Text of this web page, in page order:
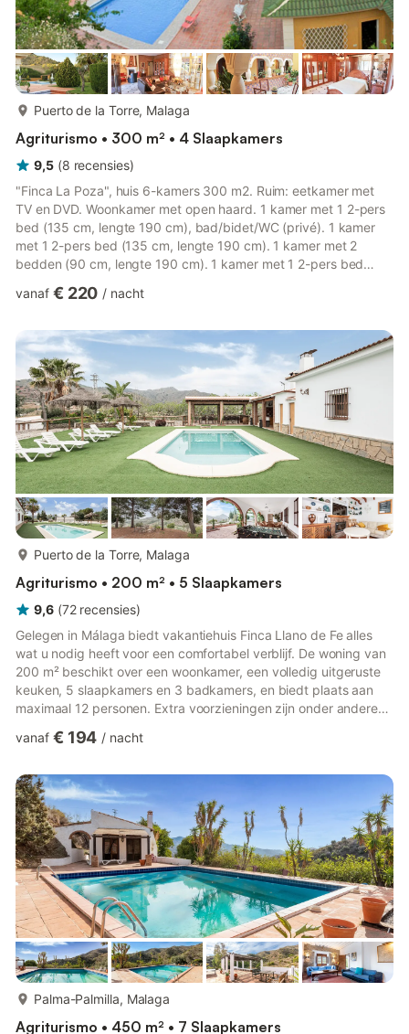
Puerto de la Torre, Malaga
Agriturismo • 300 m² • 4 Slaapkamers
9,5 (8 recensies)
"Finca La Poza", huis 6-kamers 300 m2. Ruim: eetkamer met
TV en DVD. Woonkamer met open haard. 1 kamer met 1 2-pers
bed (135 cm, lengte 190 cm), bad/bidet/WC (privé). 1 kamer
met 1 2-pers bed (135 cm, lengte 190 cm). 1 kamer met 2
bedden (90 cm, lengte 190 cm). 1 kamer met 1 2-pers bed
keramische glas kookplaten, magnetron, elektrische
Elektrische verwarming. Terrasmeubelen, barbecue, ligstoelen.
Uitzicht op de bergen. Ter beschikking: wasmachine. Internet
(WiFi, gratis). ...
vanaf € 220 / nacht
Puerto de la Torre, Malaga
Agriturismo • 200 m² • 5 Slaapkamers
9,6 (72 recensies)
Gelegen in Málaga biedt vakantiehuis Finca Llano de Fe alles
wat u nodig heeft voor een comfortabel verblijf. De woning van
200 m² beschikt over een woonkamer, een volledig uitgeruste
keuken, 5 slaapkamers en 3 badkamers, en biedt plaats aan
maximaal 12 personen. Extra voorzieningen zijn onder andere
er een kinderbedje beschikbaar. De woning heeft een privé
buitendouche en tennisbaan. Belangrijk: het zwembad is niet
beschikbaar van november tot en met februari. Parkeren...
vanaf € 194 / nacht
Palma-Palmilla, Malaga
Agriturismo • 450 m² • 7 Slaapkamers